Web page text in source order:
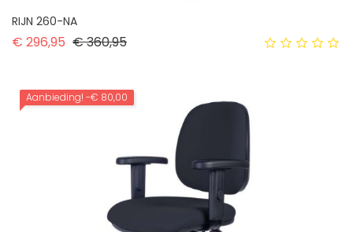
RIJN 260-NA
€ 296,95 Normale prijs
€ 360,95Prijs
Aanbieding! -€ 80,00